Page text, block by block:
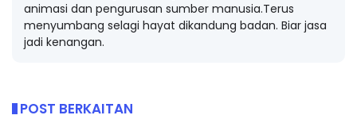
animasi dan pengurusan sumber manusia.Terus
menyumbang selagi hayat dikandung badan. Biar jasa
jadi kenangan.
POST BERKAITAN